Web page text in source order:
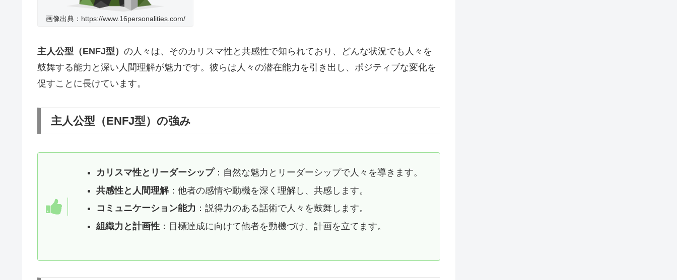
画像出典：https://www.16personalities.com/
主人公型（ENFJ型） の人々は、そのカリスマ性と共感性で知られており、どんな状況でも人々を
鼓舞する能力と深い人間理解が魅力です。彼らは人々の潜在能力を引き出し、ポジティブな変化を
促すことに長けています。
主人公型（ENFJ型）の強み
カリスマ性とリーダーシップ：自然な魅力とリーダーシップで人々を導きます。
共感性と人間理解：他者の感情や動機を深く理解し、共感します。
コミュニケーション能力 ：説得力のある話術で人々を鼓舞します。
組織力と計画性：目標達成に向けて他者を動機づけ、計画を立てます。